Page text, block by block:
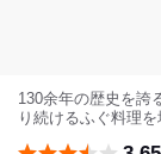
130余年の歴史を誇
り続けるふぐ料理を